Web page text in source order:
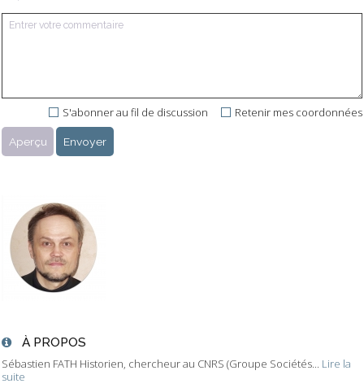
À PROPOS
Sébastien FATH Historien, chercheur au CNRS (Groupe Sociétés... Lire la
suite
Retenir mes coordonnées
S'abonner au fil de discussion